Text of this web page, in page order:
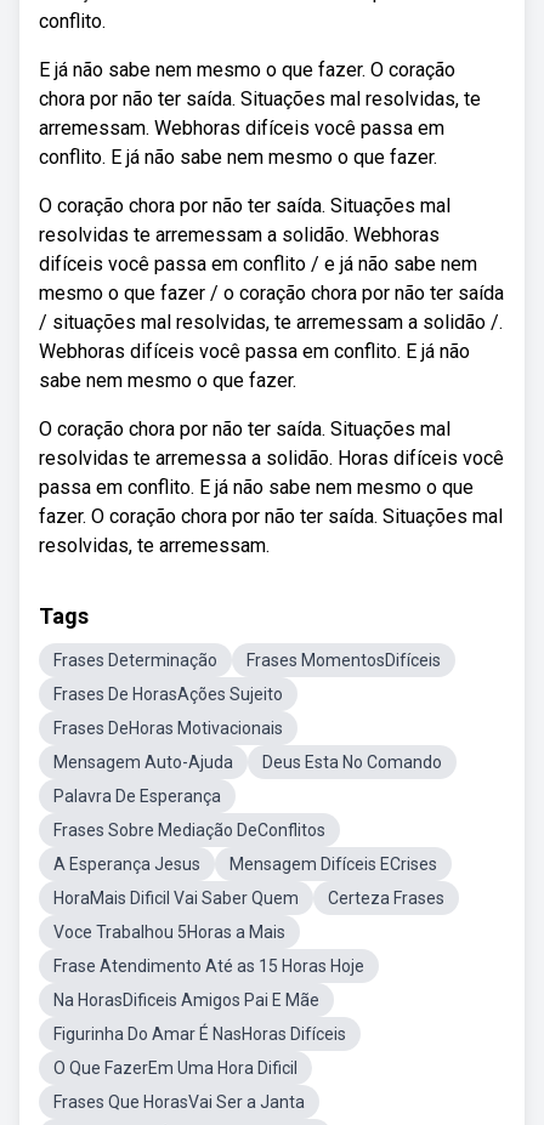
conflito.
E já não sabe nem mesmo o que fazer. O coração
chora por não ter saída. Situações mal resolvidas, te
arremessam. Webhoras difíceis você passa em
conflito. E já não sabe nem mesmo o que fazer.
O coração chora por não ter saída. Situações mal
resolvidas te arremessam a solidão. Webhoras
difíceis você passa em conflito / e já não sabe nem
mesmo o que fazer / o coração chora por não ter saída
/ situações mal resolvidas, te arremessam a solidão /.
Webhoras difíceis você passa em conflito. E já não
sabe nem mesmo o que fazer.
O coração chora por não ter saída. Situações mal
resolvidas te arremessa a solidão. Horas difíceis você
passa em conflito. E já não sabe nem mesmo o que
fazer. O coração chora por não ter saída. Situações mal
resolvidas, te arremessam.
Tags
Frases Determinação
Frases MomentosDifíceis
Frases De HorasAções Sujeito
Frases DeHoras Motivacionais
Mensagem Auto-Ajuda
Deus Esta No Comando
Palavra De Esperança
Frases Sobre Mediação DeConflitos
A Esperança Jesus
Mensagem Difíceis ECrises
HoraMais Dificil Vai Saber Quem
Certeza Frases
Voce Trabalhou 5Horas a Mais
Frase Atendimento Até as 15 Horas Hoje
Na HorasDificeis Amigos Pai E Mãe
Figurinha Do Amar É NasHoras Difíceis
O Que FazerEm Uma Hora Dificil
Frases Que HorasVai Ser a Janta